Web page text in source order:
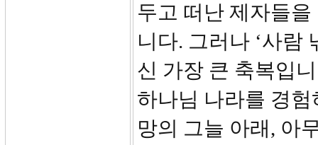
두고 떠난 제자들
니다. 그러나 ‘사람
신 가장 큰 축복입
하나님 나라를 경
망의 그늘 아래, 아